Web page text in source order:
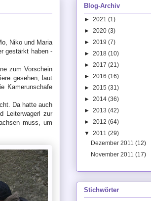
Niko und Maria
gestärkt haben -
zum Vorschein
gesehen, laut
Kamerunschafe
Da hatte auch
Leiterwagerl zur
muss, um
Blog-Archiv
► 2021 (1)
► 2020 (3)
► 2019 (7)
► 2018 (10)
► 2017 (21)
► 2016 (16)
► 2015 (31)
► 2014 (36)
► 2013 (42)
► 2012 (64)
▼ 2011 (29)
Dezember 2011(12)
November 2011(17)
Stichwörter